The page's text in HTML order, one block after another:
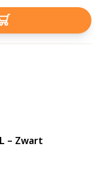
– Zwart